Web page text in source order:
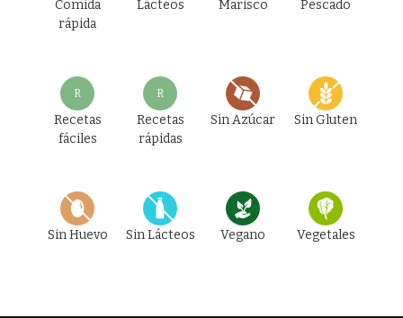
Comida
rápida
Lácteos Marisco Pescado
R
Recetas
fáciles
R
Recetas
rápidas
Sin Azúcar Sin Gluten
Sin Huevo Sin Lácteos Vegano Vegetales